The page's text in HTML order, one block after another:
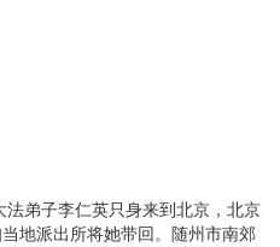
弟子李仁英只身来到北京，北京
地派出所将她带回。随州市南郊